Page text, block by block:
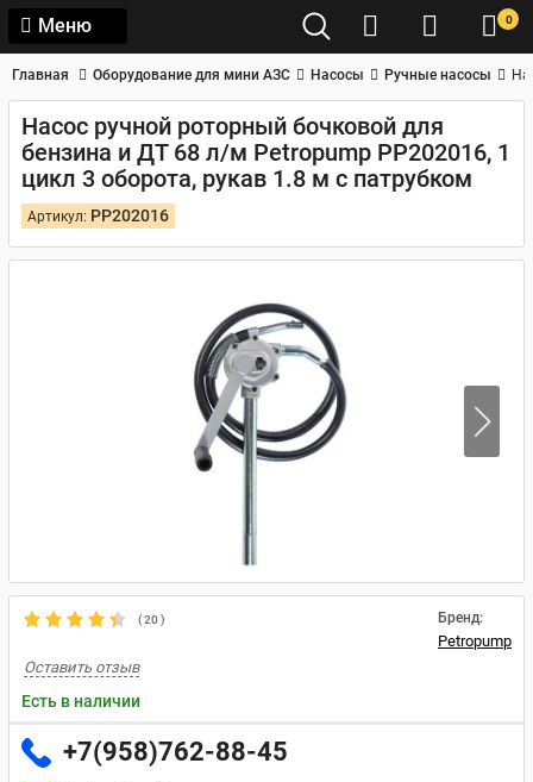
Меню 0
Главная Оборудование для мини АЗС Насосы Ручные насосы
Насос ручной роторный бочковой для
бензина и ДТ 68 л/м Petropump PP202016, 1
цикл 3 оборота, рукав 1.8 м с патрубком
Артикул: PP202016
(20) Бренд:
Petropump
Оставить отзыв
Есть в наличии
+7(958)762-88-45